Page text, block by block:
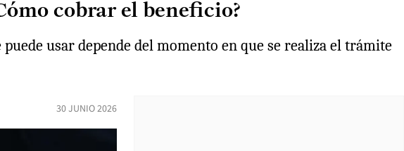
cobrar el beneficio?
usar depende del momento en que se realiza el trámite
30 JUNIO 2026